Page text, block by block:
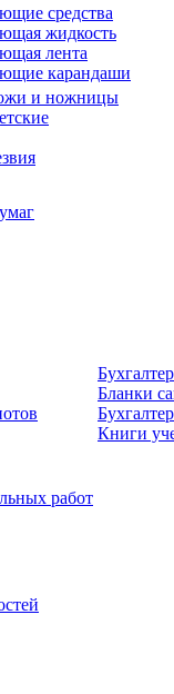
средства
жидкость
лента
карандаши
и ножницы
Бланки
Книги
работ